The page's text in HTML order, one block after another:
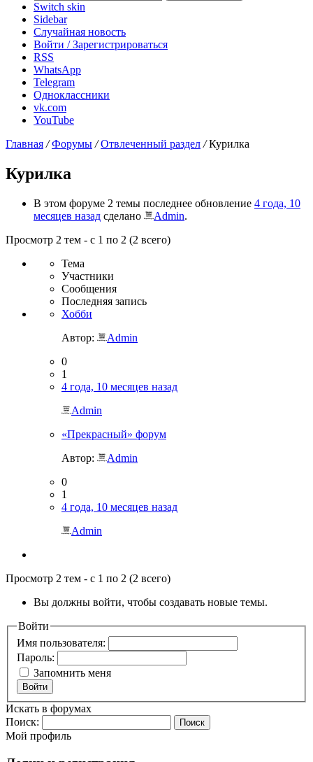
Switch skin
Sidebar
Случайная новость
Войти / Зарегистрироваться
RSS
WhatsApp
Telegram
Одноклассники
vk.com
YouTube
Главная / Форумы / Отвлеченный раздел / Курилка
Курилка
В этом форуме 2 темы последнее обновление 4 года, 10
месяцев назад сделано Admin.
Просмотр 2 тем - с 1 по 2 (2 всего)
Тема
Участники
Сообщения
Последняя запись
Хобби
Автор:
Admin
0
1
4 года, 10 месяцев назад
Admin
«Прекрасный» форум
Автор:
Admin
0
1
4 года, 10 месяцев назад
Admin
Просмотр 2 тем - с 1 по 2 (2 всего)
Вы должны войти, чтобы создавать новые темы.
Войти
Имя пользователя:
Пароль:
Запомнить меня
Войти
Искать в форумах
Поиск:
Мой профиль